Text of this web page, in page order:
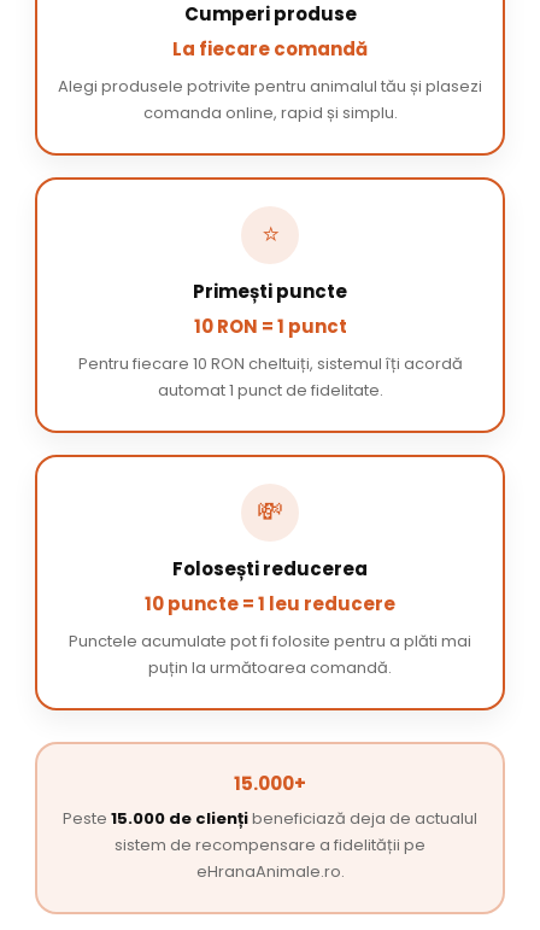
Cumperi produse
La fiecare comandă
Alegi produsele potrivite pentru animalul tău și plasezi
comanda online, rapid și simplu.
⭐
Primești puncte
10 RON = 1 punct
Pentru fiecare 10 RON cheltuiți, sistemul îți acordă
automat 1 punct de fidelitate.
💸
Folosești reducerea
10 puncte = 1 leu reducere
Punctele acumulate pot fi folosite pentru a plăti mai
puțin la următoarea comandă.
15.000+
Peste 15.000 de cliențibeneficiază deja de actualul
sistem de recompensare a fidelității pe
eHranaAnimale.ro.